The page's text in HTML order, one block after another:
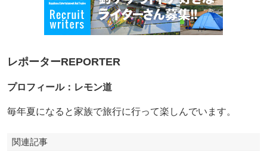
レポーターREPORTER
プロフィール：レモン道
毎年夏になると家族で旅行に行って楽しんでいます。
関連記事